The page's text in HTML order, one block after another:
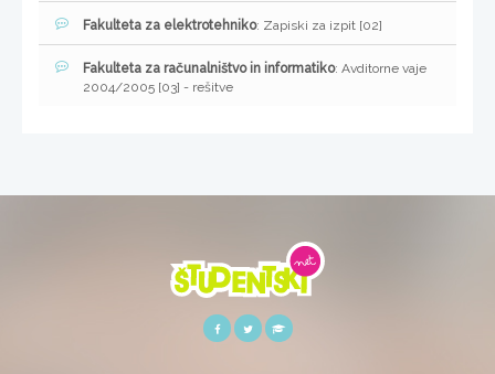
Fakulteta za elektrotehniko: Zapiski za izpit [02]
Fakulteta za računalništvo in informatiko: Avditorne vaje
2004/2005 [03] - rešitve